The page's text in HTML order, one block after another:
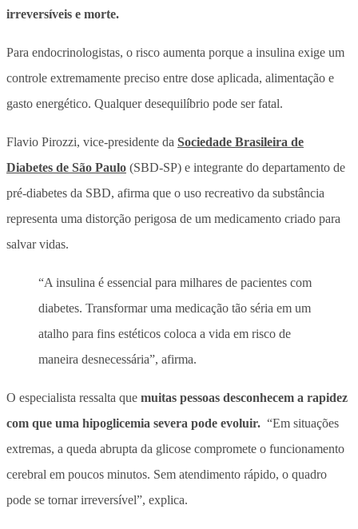
irreversíveis e morte.
Para endocrinologistas, o risco aumenta porque a insulina exige um
controle extremamente preciso entre dose aplicada, alimentação e
gasto energético. Qualquer desequilíbrio pode ser fatal.
Flavio Pirozzi, vice-presidente da Sociedade Brasileira de
Diabetes de São Paulo (SBD-SP) e integrante do departamento de
pré-diabetes da SBD, afirma que o uso recreativo da substância
representa uma distorção perigosa de um medicamento criado para
salvar vidas.
“A insulina é essencial para milhares de pacientes com
diabetes. Transformar uma medicação tão séria em um
atalho para fins estéticos coloca a vida em risco de
maneira desnecessária”, afirma.
O especialista ressalta que muitas pessoas desconhecem a rapidez
com que uma hipoglicemia severa pode evoluir. “Em situações
extremas, a queda abrupta da glicose compromete o funcionamento
cerebral em poucos minutos. Sem atendimento rápido, o quadro
pode se tornar irreversível”, explica.